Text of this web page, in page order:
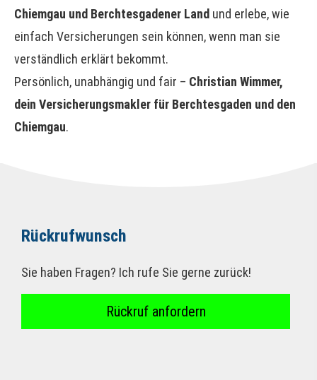
Chiemgau und Berchtesgadener Land und erlebe, wie
einfach Versicherungen sein können, wenn man sie
verständlich erklärt bekommt.
Persönlich, unabhängig und fair – Christian Wimmer,
dein Ver­sicherungs­makler für Berchtesgaden und den
Chiemgau.
Rückrufwunsch
Sie haben Fragen? Ich rufe Sie gerne zurück!
Rückruf anfordern